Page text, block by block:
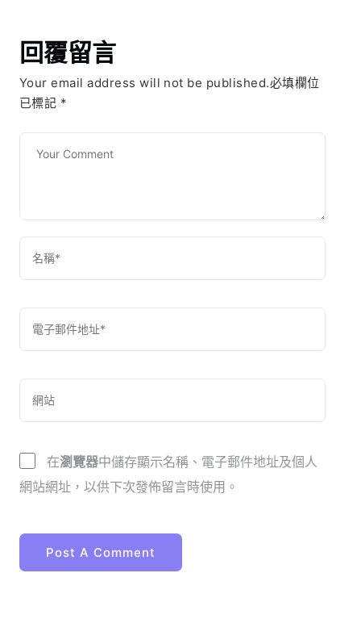
回覆留言
Your email address will not be published.必填欄位
已標記 *
在瀏覽器中儲存顯示名稱、電子郵件地址及個人
網站網址，以供下次發佈留言時使用。